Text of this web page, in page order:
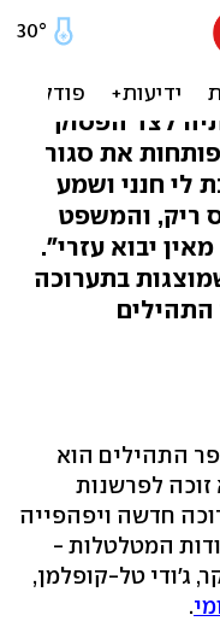
על
לצד הפסוק
את סגור
לי חנני ושמע
ריק, והמשפט
יבוא עזרי".
בתערוכה
ספר התהילים הוא
זוכה לפרשנות
חדשה ויפהפייה
המטלטלות -
ג'ודי טל-קופלמן,
.